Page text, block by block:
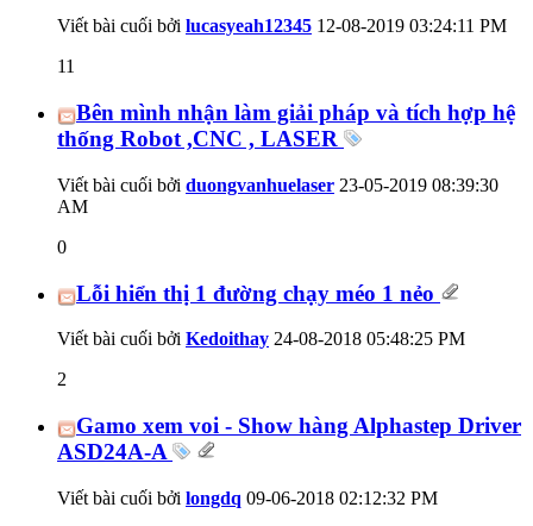
Viết bài cuối bởi lucasyeah12345 12-08-2019 03:24:11 PM
11
Bên mình nhận làm giải pháp và tích hợp hệ
thống Robot ,CNC , LASER
Viết bài cuối bởi duongvanhuelaser 23-05-2019 08:39:30
AM
0
Lỗi hiển thị 1 đường chạy méo 1 nẻo
Viết bài cuối bởi Kedoithay 24-08-2018 05:48:25 PM
2
Gamo xem voi - Show hàng Alphastep Driver
ASD24A-A
Viết bài cuối bởi longdq 09-06-2018 02:12:32 PM